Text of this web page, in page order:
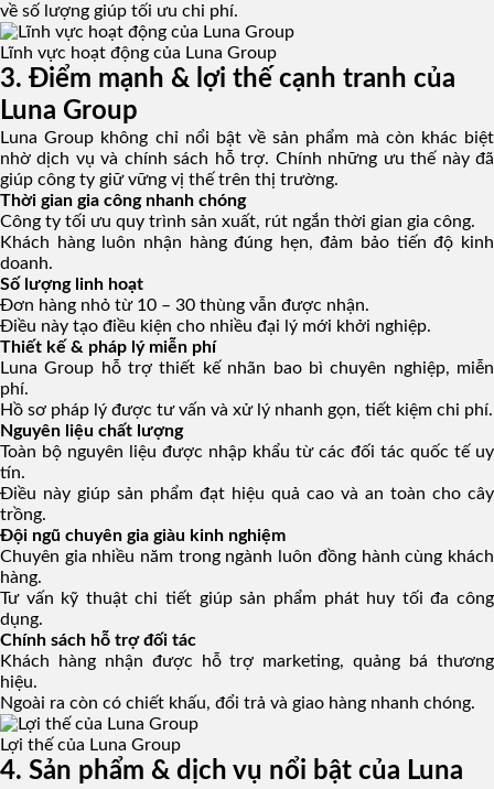
về số lượng giúp tối ưu chi phí.
Lĩnh vực hoạt động của Luna Group
3. Điểm mạnh & lợi thế cạnh tranh của
Luna Group
Luna Group không chỉ nổi bật về sản phẩm mà còn khác biệt
nhờ dịch vụ và chính sách hỗ trợ. Chính những ưu thế này đã
giúp công ty giữ vững vị thế trên thị trường.
Thời gian gia công nhanh chóng
Công ty tối ưu quy trình sản xuất, rút ngắn thời gian gia công.
Khách hàng luôn nhận hàng đúng hẹn, đảm bảo tiến độ kinh
doanh.
Số lượng linh hoạt
Đơn hàng nhỏ từ 10 – 30 thùng vẫn được nhận.
Điều này tạo điều kiện cho nhiều đại lý mới khởi nghiệp.
Thiết kế & pháp lý miễn phí
Luna Group hỗ trợ thiết kế nhãn bao bì chuyên nghiệp, miễn
phí.
Hồ sơ pháp lý được tư vấn và xử lý nhanh gọn, tiết kiệm chi phí.
Nguyên liệu chất lượng
Toàn bộ nguyên liệu được nhập khẩu từ các đối tác quốc tế uy
tín.
Điều này giúp sản phẩm đạt hiệu quả cao và an toàn cho cây
trồng.
Đội ngũ chuyên gia giàu kinh nghiệm
Chuyên gia nhiều năm trong ngành luôn đồng hành cùng khách
hàng.
Tư vấn kỹ thuật chi tiết giúp sản phẩm phát huy tối đa công
dụng.
Chính sách hỗ trợ đối tác
Khách hàng nhận được hỗ trợ marketing, quảng bá thương
hiệu.
Ngoài ra còn có chiết khấu, đổi trả và giao hàng nhanh chóng.
Lợi thế của Luna Group
4. Sản phẩm & dịch vụ nổi bật của Luna